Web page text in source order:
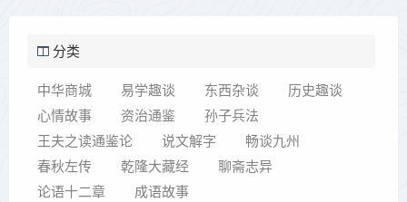
分类
中华商城 易学趣谈 东西杂谈
历史趣谈
心情故事
资治通鉴
孙子兵法
王夫之读通鉴论
说文解字
畅谈九州
春秋左传
乾隆大藏经
聊斋志异
论语十二章
成语故事